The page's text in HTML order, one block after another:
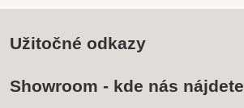
Užitočné odkazy
Showroom - kde nás nájdete